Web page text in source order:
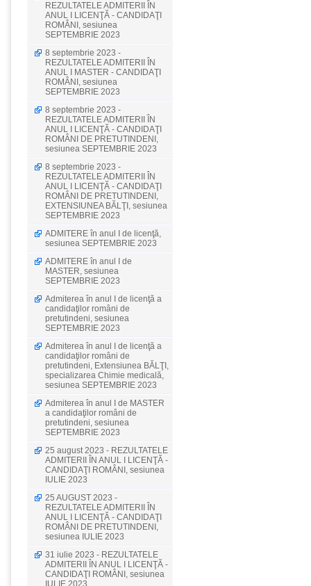
REZULTATELE ADMITERII ÎN
ANUL I LICENŢĂ - CANDIDAŢI
ROMÂNI, sesiunea
SEPTEMBRIE 2023
8 septembrie 2023 -
REZULTATELE ADMITERII ÎN
ANUL I MASTER - CANDIDAŢI
ROMÂNI, sesiunea
SEPTEMBRIE 2023
8 septembrie 2023 -
REZULTATELE ADMITERII ÎN
ANUL I LICENŢĂ - CANDIDAŢI
ROMÂNI DE PRETUTINDENI,
sesiunea SEPTEMBRIE 2023
8 septembrie 2023 -
REZULTATELE ADMITERII ÎN
ANUL I LICENŢĂ - CANDIDAŢI
ROMÂNI DE PRETUTINDENI,
EXTENSIUNEA BĂLŢI, sesiunea
SEPTEMBRIE 2023
ADMITERE în anul I de licenţă,
sesiunea SEPTEMBRIE 2023
ADMITERE în anul I de
MASTER, sesiunea
SEPTEMBRIE 2023
Admiterea în anul I de licenţă a
candidaţilor români de
pretutindeni, sesiunea
SEPTEMBRIE 2023
Admiterea în anul I de licenţă a
candidaţilor români de
pretutindeni, Extensiunea BĂLŢI,
specializarea Chimie medicală,
sesiunea SEPTEMBRIE 2023
Admiterea în anul I de MASTER
a candidaţilor români de
pretutindeni, sesiunea
SEPTEMBRIE 2023
25 august 2023 - REZULTATELE
ADMITERII ÎN ANUL I LICENŢĂ -
CANDIDAŢI ROMÂNI, sesiunea
IULIE 2023
25 AUGUST 2023 -
REZULTATELE ADMITERII ÎN
ANUL I LICENŢĂ - CANDIDAŢI
ROMÂNI DE PRETUTINDENI,
sesiunea IULIE 2023
31 iulie 2023 - REZULTATELE
ADMITERII ÎN ANUL I LICENŢĂ -
CANDIDAŢI ROMÂNI, sesiunea
IULIE 2023